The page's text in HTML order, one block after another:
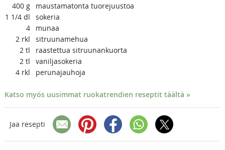
400 g
maustamatonta tuorejuustoa
1 1/4 dl
sokeria
4
munaa
2 rkl
sitruunamehua
2 tl
raastettua sitruunankuorta
2 tl
vaniljasokeria
4 rkl perunajauhoja
Katso myös uusimmat ruokatrendien reseptit täältä »
Jaa resepti